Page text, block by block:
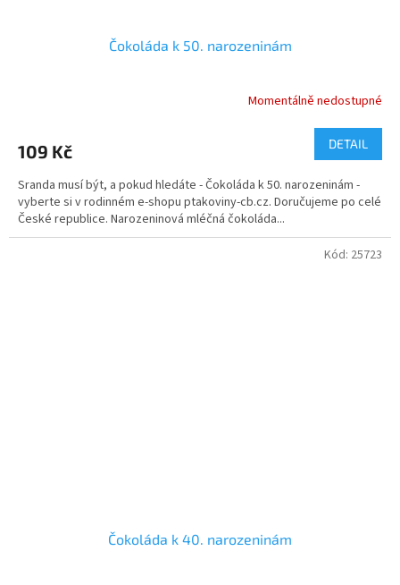
Čokoláda k 50. narozeninám
je
z
5
hvězdiček.
Momentálně nedostupné
109 Kč DETAIL
Sranda musí být, a pokud hledáte - Čokoláda k 50. narozeninám -
vyberte si v rodinném e-shopu ptakoviny-cb.cz. Doručujeme po celé
České republice. Narozeninová mléčná čokoláda...
Čokoláda k 40. narozeninám
Kód: 25723